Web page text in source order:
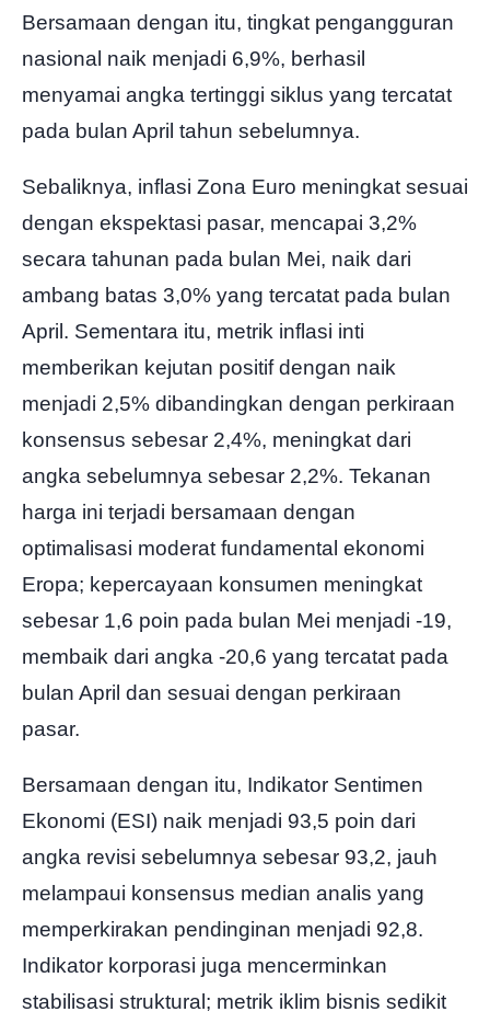
Bersamaan dengan itu, tingkat pengangguran
nasional naik menjadi 6,9%, berhasil
menyamai angka tertinggi siklus yang tercatat
pada bulan April tahun sebelumnya.
Sebaliknya, inflasi Zona Euro meningkat sesuai
dengan ekspektasi pasar, mencapai 3,2%
secara tahunan pada bulan Mei, naik dari
ambang batas 3,0% yang tercatat pada bulan
April. Sementara itu, metrik inflasi inti
memberikan kejutan positif dengan naik
menjadi 2,5% dibandingkan dengan perkiraan
konsensus sebesar 2,4%, meningkat dari
angka sebelumnya sebesar 2,2%. Tekanan
harga ini terjadi bersamaan dengan
optimalisasi moderat fundamental ekonomi
Eropa; kepercayaan konsumen meningkat
sebesar 1,6 poin pada bulan Mei menjadi -19,
membaik dari angka -20,6 yang tercatat pada
bulan April dan sesuai dengan perkiraan
pasar.
Bersamaan dengan itu, Indikator Sentimen
Ekonomi (ESI) naik menjadi 93,5 poin dari
angka revisi sebelumnya sebesar 93,2, jauh
melampaui konsensus median analis yang
memperkirakan pendinginan menjadi 92,8.
Indikator korporasi juga mencerminkan
stabilisasi struktural; metrik iklim bisnis sedikit